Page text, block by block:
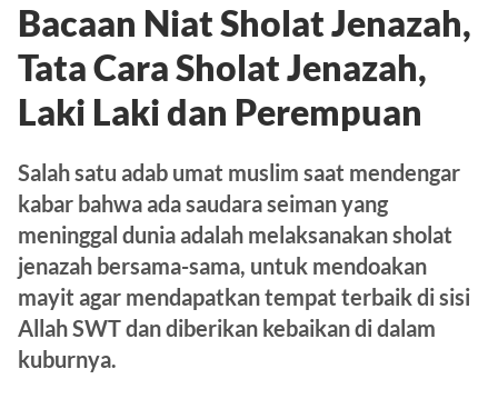
Bacaan Niat Sholat Jenazah,
Tata Cara Sholat Jenazah,
Laki Laki dan Perempuan
Salah satu adab umat muslim saat mendengar
kabar bahwa ada saudara seiman yang
meninggal dunia adalah melaksanakan sholat
jenazah bersama-sama, untuk mendoakan
mayit agar mendapatkan tempat terbaik di sisi
Allah SWT dan diberikan kebaikan di dalam
kuburnya.